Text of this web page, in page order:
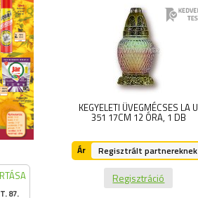
87.
KEGYELETI ÜVEGMÉCSES LA U
351 17CM 12 ÓRA, 1 DB
Ár Regisztrált partnereknek
Regisztráció